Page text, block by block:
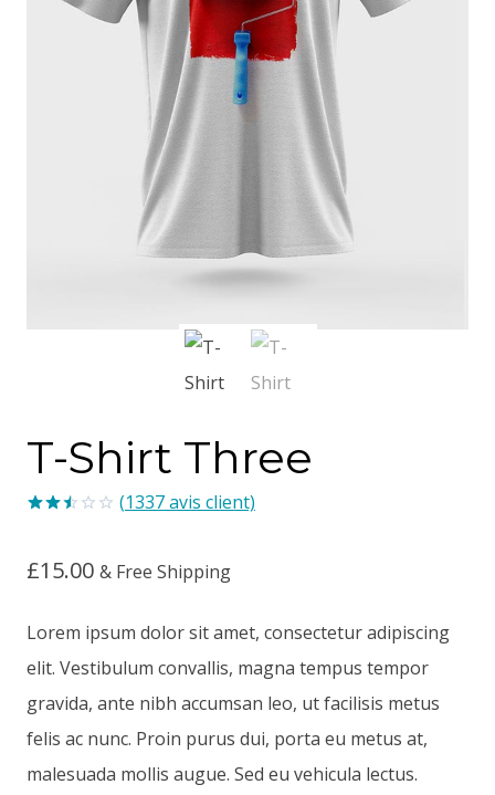
T-Shirt Three
sur 5
basé
client
(1337avis client)
£15.00 & Free Shipping
Lorem ipsum dolor sit amet, consectetur adipiscing
elit. Vestibulum convallis, magna tempus tempor
gravida, ante nibh accumsan leo, ut facilisis metus
felis ac nunc. Proin purus dui, porta eu metus at,
malesuada mollis augue. Sed eu vehicula lectus.